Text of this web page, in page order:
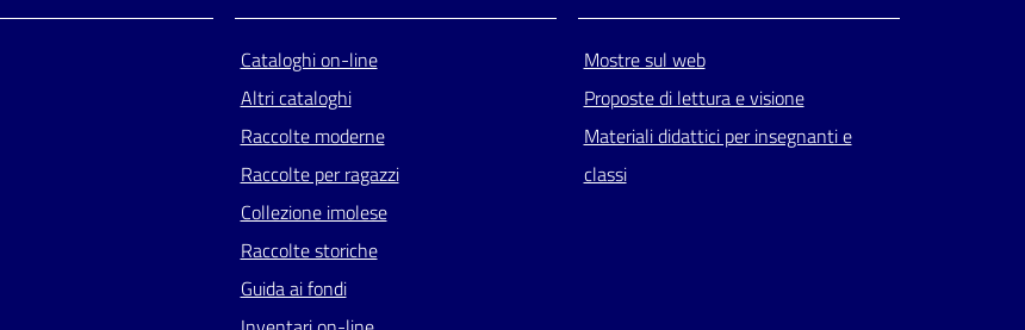
Cataloghi on-line
Altri cataloghi
Raccolte moderne
Raccolte per ragazzi
Collezione imolese
Raccolte storiche
Guida ai fondi
Mostre sul web
Proposte di lettura e visione
Materiali didattici per insegnanti e
classi